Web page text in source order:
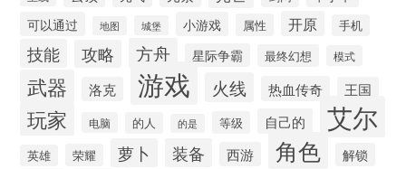
可以通过 地图 城堡 小游戏 属性 开原 手机
技能 攻略 方舟 星际争霸 最终幻想 模式
武器 洛克 游戏 火线 热血传奇 王国
玩家 电脑 的人 的是 等级 自己的 艾尔
英雄 荣耀 萝卜 装备 西游 角色 解锁